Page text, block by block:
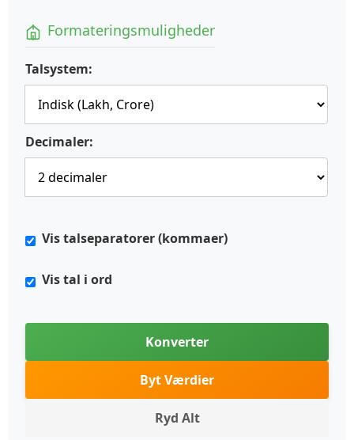
Formateringsmuligheder
Talsystem:
Decimaler:
Vis talseparatorer (kommaer)
Vis tal i ord
Konverter
Byt Værdier
Ryd Alt